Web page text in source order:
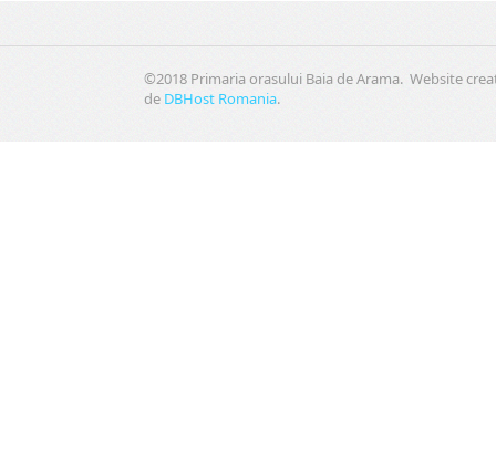
©2018 Primaria orasului Baia de Arama. Website
de DBHost Romania.